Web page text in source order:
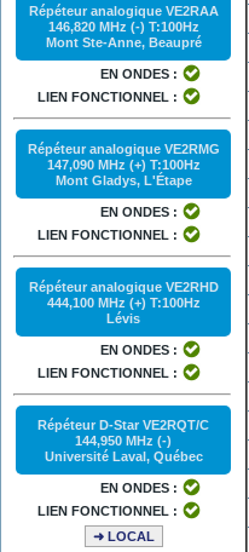
Répéteur analogique VE2RAA
146,820 MHz (-) T:100Hz
Mont Ste-Anne, Beaupré
EN ONDES :
LIEN FONCTIONNEL :
Répéteur analogique VE2RMG
147,090 MHz (+) T:100Hz
Mont Gladys, L'Étape
EN ONDES :
LIEN FONCTIONNEL :
Répéteur analogique VE2RHD
444,100 MHz (+) T:100Hz
Lévis
EN ONDES :
LIEN FONCTIONNEL :
Répéteur D-Star VE2RQT/C
144,950 MHz (-)
Université Laval, Québec
EN ONDES :
LIEN FONCTIONNEL :
➜ LOCAL